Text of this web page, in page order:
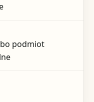
podmiot